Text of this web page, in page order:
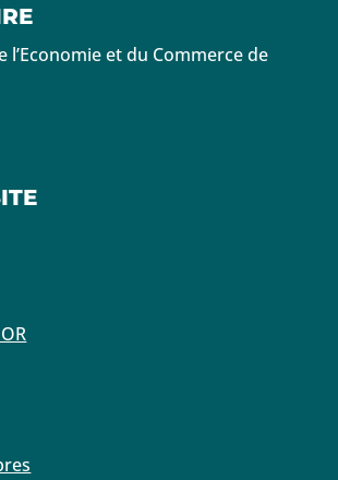
l’Economie et du Commerce de